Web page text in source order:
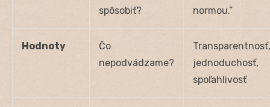
spôsobiť?
normou.”
Hodnoty
Čo
nepodvádzame?
Transparentnosť,
jednoduchosť,
spoľahlivosť